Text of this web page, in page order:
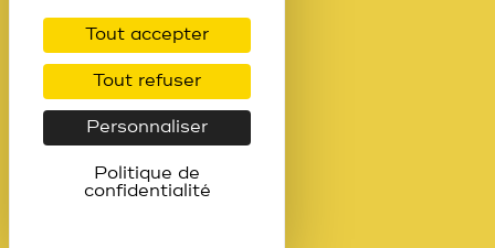
Tout accepter
Tout refuser
Personnaliser
Politique de
confidentialité